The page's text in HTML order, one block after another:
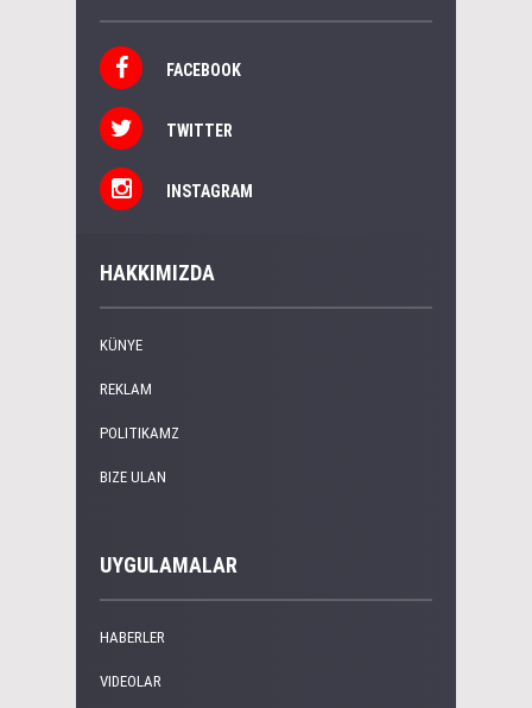
FACEBOOK
TWITTER
INSTAGRAM
HAKKIMIZDA
KÜNYE
REKLAM
POLITIKAMZ
BIZE ULAN
UYGULAMALAR
HABERLER
VIDEOLAR